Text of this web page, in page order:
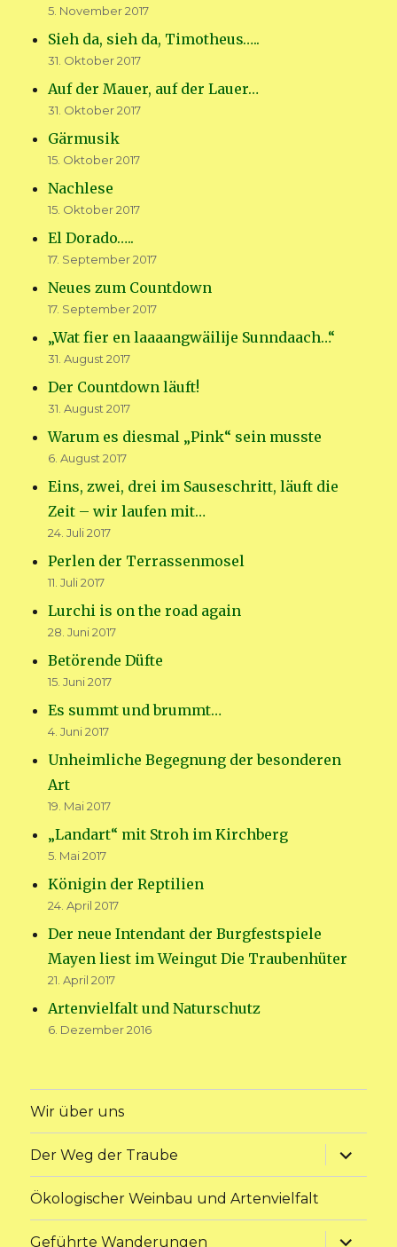
5. November 2017
Sieh da, sieh da, Timotheus…..
31. Oktober 2017
Auf der Mauer, auf der Lauer…
31. Oktober 2017
Gärmusik
15. Oktober 2017
Nachlese
15. Oktober 2017
El Dorado…..
17. September 2017
Neues zum Countdown
17. September 2017
„Wat fier en laaaangwäilije Sunndaach…“
31. August 2017
Der Countdown läuft!
31. August 2017
Warum es diesmal „Pink“ sein musste
6. August 2017
Eins, zwei, drei im Sauseschritt, läuft die
Zeit – wir laufen mit…
24. Juli 2017
Perlen der Terrassenmosel
11. Juli 2017
Lurchi is on the road again
28. Juni 2017
Betörende Düfte
15. Juni 2017
Es summt und brummt…
4. Juni 2017
Unheimliche Begegnung der besonderen
Art
19. Mai 2017
„Landart“ mit Stroh im Kirchberg
5. Mai 2017
Königin der Reptilien
24. April 2017
Der neue Intendant der Burgfestspiele
Mayen liest im Weingut Die Traubenhüter
21. April 2017
Artenvielfalt und Naturschutz
6. Dezember 2016
Wir über uns
Der Weg der Traube
Ökologischer Weinbau und Artenvielfalt
Geführte Wanderungen